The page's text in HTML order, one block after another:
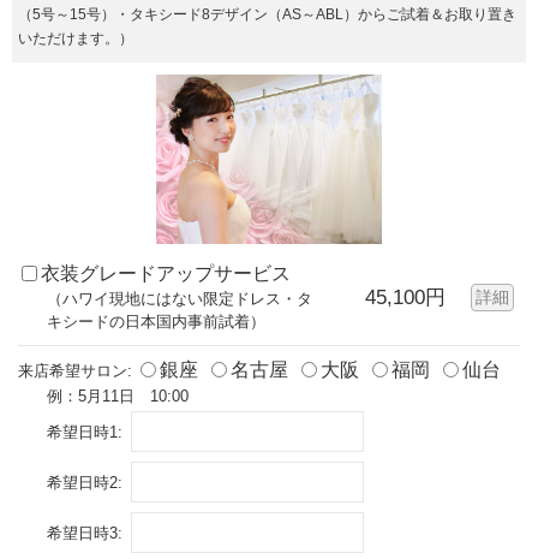
（5号～15号）・タキシード8デザイン（AS～ABL）からご試着＆お取り置き
いただけます。）
衣装グレードアップサービス
（ハワイ現地にはない限定ドレス・タ
キシードの日本国内事前試着）
45,100円 詳細
来店希望サロン: 銀座 名古屋 大阪 福岡 仙台
例：5月11日 10:00
希望日時1:
希望日時2:
希望日時3: